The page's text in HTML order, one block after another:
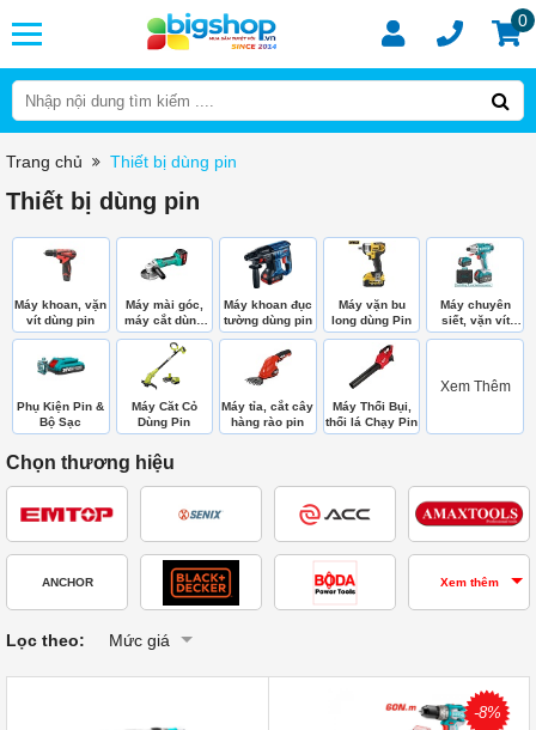
0
Trang chủ Thiết bị dùng pin
Thiết bị dùng pin
Máy khoan, vặn
vít dùng pin
Máy mài góc,
máy cắt dùng
pin
Máy khoan đục
tường dùng pin
Máy vặn bu
long dùng Pin
Máy chuyên
siết, vặn vít
dùng pin
Phụ Kiện Pin &
Bộ Sạc
Máy Căt Cỏ
Dùng Pin
Máy tỉa, cắt cây
hàng rào pin
Máy Thổi Bụi,
thổi lá Chạy Pin
Xem Thêm
Chọn thương hiệu
ANCHOR Xem thêm
Lọc theo: Mức giá
-8%